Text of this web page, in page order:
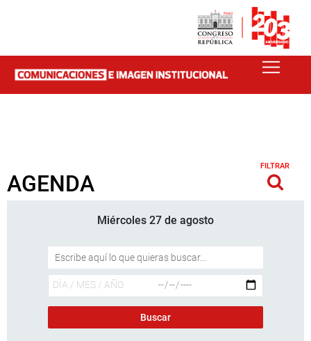
AGENDA
FILTRAR
Miércoles 27 de agosto